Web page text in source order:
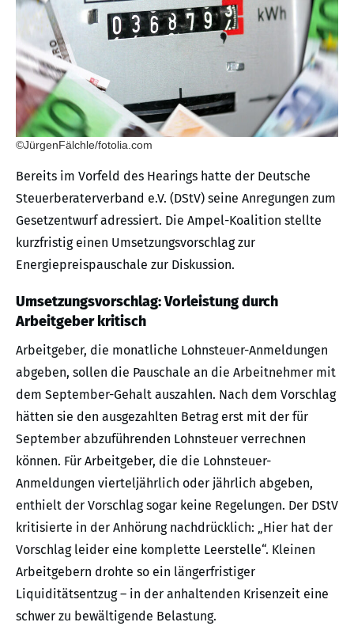
©JürgenFälchle/fotolia.com
Bereits im Vorfeld des Hearings hatte der Deutsche
Steuerberaterverband e.V. (DStV) seine Anregungen zum
Gesetzentwurf adressiert. Die Ampel-Koalition stellte
kurzfristig einen Umsetzungsvorschlag zur
Energiepreispauschale zur Diskussion.
Umsetzungsvorschlag: Vorleistung durch
Arbeitgeber kritisch
Arbeitgeber, die monatliche Lohnsteuer-Anmeldungen
abgeben, sollen die Pauschale an die Arbeitnehmer mit
dem September-Gehalt auszahlen. Nach dem Vorschlag
hätten sie den ausgezahlten Betrag erst mit der für
September abzuführenden Lohnsteuer verrechnen
können. Für Arbeitgeber, die die Lohnsteuer-
Anmeldungen vierteljährlich oder jährlich abgeben,
enthielt der Vorschlag sogar keine Regelungen. Der DStV
kritisierte in der Anhörung nachdrücklich: „Hier hat der
Vorschlag leider eine komplette Leerstelle“. Kleinen
Arbeitgebern drohte so ein längerfristiger
Liquiditätsentzug – in der anhaltenden Krisenzeit eine
schwer zu bewältigende Belastung.